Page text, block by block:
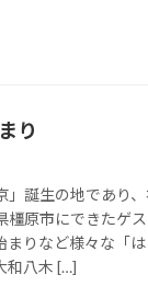
り
」誕生の地であり
原市にできたゲス
まりなど様々な「
和八木 […]